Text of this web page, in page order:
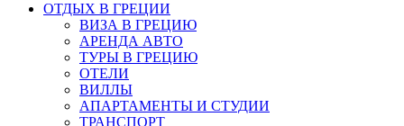
ОТДЫХ В ГРЕЦИИ
ВИЗА В ГРЕЦИЮ
АРЕНДА АВТО
ТУРЫ В ГРЕЦИЮ
ОТЕЛИ
ВИЛЛЫ
АПАРТАМЕНТЫ И СТУДИИ
ТРАНСПОРТ